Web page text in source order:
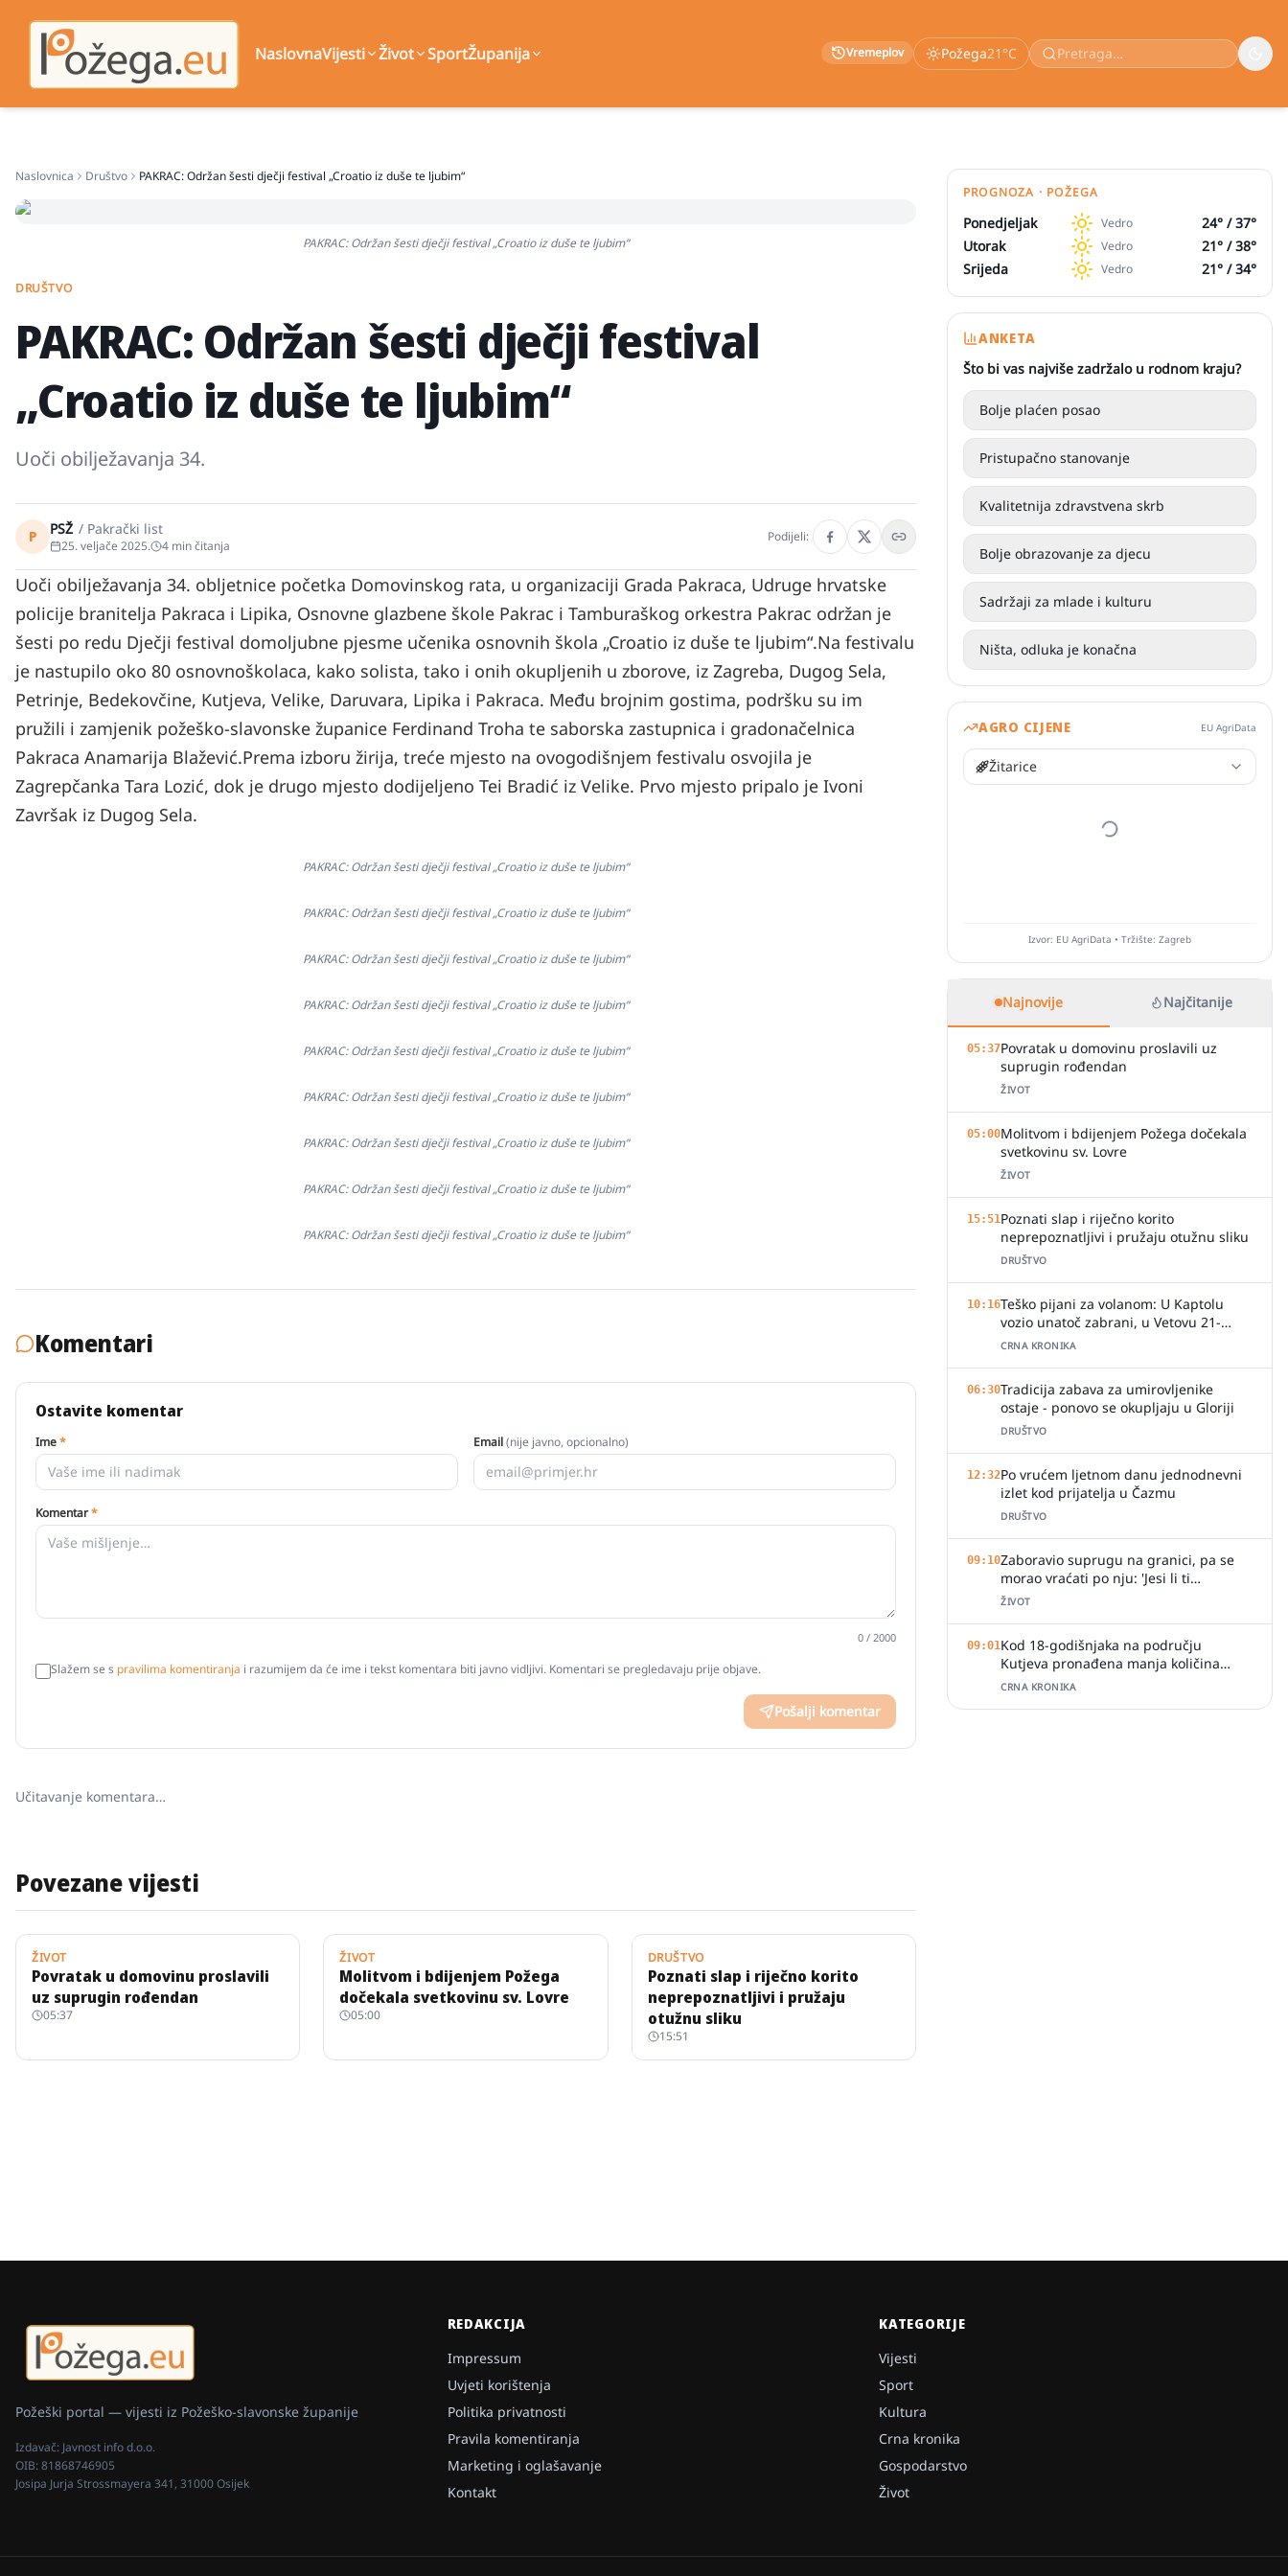
NaslovnaVijesti Život SportŽupanija Vremeplov Požega21 °C
Naslovnica Društvo PAKRAC: Održan šesti dječji festival „Croatio iz duše te ljubim“
PAKRAC: Održan šesti dječji festival „Croatio iz duše te ljubim“
DRUŠTVO
PAKRAC: Održan šesti dječji festival
„Croatio iz duše te ljubim“
Uoči obilježavanja 34.
P PSŽ / Pakrački list
25. veljače 2025. 4 min čitanja
Podijeli:
Uoči obilježavanja 34. obljetnice početka Domovinskog rata, u organizaciji Grada Pakraca, Udruge hrvatske
policije branitelja Pakraca i Lipika, Osnovne glazbene škole Pakrac i Tamburaškog orkestra Pakrac održan je
šesti po redu Dječji festival domoljubne pjesme učenika osnovnih škola „Croatio iz duše te ljubim“.Na festivalu
je nastupilo oko 80 osnovnoškolaca, kako solista, tako i onih okupljenih u zborove, iz Zagreba, Dugog Sela,
Petrinje, Bedekovčine, Kutjeva, Velike, Daruvara, Lipika i Pakraca. Među brojnim gostima, podršku su im
pružili i zamjenik požeško-slavonske županice Ferdinand Troha te saborska zastupnica i gradonačelnica
Pakraca Anamarija Blažević.Prema izboru žirija, treće mjesto na ovogodišnjem festivalu osvojila je
Zagrepčanka Tara Lozić, dok je drugo mjesto dodijeljeno Tei Bradić iz Velike. Prvo mjesto pripalo je Ivoni
Završak iz Dugog Sela.
PAKRAC: Održan šesti dječji festival „Croatio iz duše te ljubim“
PAKRAC: Održan šesti dječji festival „Croatio iz duše te ljubim“
PAKRAC: Održan šesti dječji festival „Croatio iz duše te ljubim“
PAKRAC: Održan šesti dječji festival „Croatio iz duše te ljubim“
PAKRAC: Održan šesti dječji festival „Croatio iz duše te ljubim“
PAKRAC: Održan šesti dječji festival „Croatio iz duše te ljubim“
PAKRAC: Održan šesti dječji festival „Croatio iz duše te ljubim“
PAKRAC: Održan šesti dječji festival „Croatio iz duše te ljubim“
PAKRAC: Održan šesti dječji festival „Croatio iz duše te ljubim“
Komentari
Ostavite komentar
Ime* Email(nije javno, opcionalno)
Komentar*
0 / 2000
Slažem se s pravilima komentiranja i razumijem da će ime i tekst komentara biti javno vidljivi. Komentari se pregledavaju prije objave.
Pošalji komentar
Učitavanje komentara…
Povezane vijesti
ŽIVOT
Povratak u domovinu proslavili
uz suprugin rođendan
05:37
ŽIVOT
Molitvom i bdijenjem Požega
dočekala svetkovinu sv. Lovre
05:00
DRUŠTVO
Poznati slap i riječno korito
neprepoznatljivi i pružaju
otužnu sliku
15:51
PROGNOZA · POŽEGA
Ponedjeljak Vedro 24° /37°
Utorak
Vedro 21° /38°
Srijeda
Vedro 21° /34°
ANKETA
Što bi vas najviše zadržalo u rodnom kraju?
Bolje plaćen posao
Pristupačno stanovanje
Kvalitetnija zdravstvena skrb
Bolje obrazovanje za djecu
Sadržaji za mlade i kulturu
Ništa, odluka je konačna
AGRO CIJENE EU AgriData
Žitarice
Izvor: EU AgriData • Tržište: Zagreb
Najnovije Najčitanije
05:37Povratak u domovinu proslavili uz
suprugin rođendan
ŽIVOT
05:00Molitvom i bdijenjem Požega dočekala
svetkovinu sv. Lovre
ŽIVOT
15:51Poznati slap i riječno korito
neprepoznatljivi i pružaju otužnu sliku
DRUŠTVO
10:16Teško pijani za volanom: U Kaptolu
vozio unatoč zabrani, u Vetovu 21-
godišnjak s 2,19 promila
CRNA KRONIKA
06:30Tradicija zabava za umirovljenike
ostaje - ponovo se okupljaju u Gloriji
DRUŠTVO
12:32Po vrućem ljetnom danu jednodnevni
izlet kod prijatelja u Čazmu
DRUŠTVO
09:10Zaboravio suprugu na granici, pa se
morao vraćati po nju: 'Jesi li ti
normalan?'
ŽIVOT
09:01Kod 18-godišnjaka na području
Kutjeva pronađena manja količina
marihuane
CRNA KRONIKA
Požeški portal — vijesti iz Požeško-slavonske županije
Izdavač: Javnost info d.o.o.
OIB:81868746905
Josipa Jurja Strossmayera 341, 31000 Osijek
REDAKCIJA
Impressum
Uvjeti korištenja
Politika privatnosti
Pravila komentiranja
Marketing i oglašavanje
Kontakt
KATEGORIJE
Vijesti
Sport
Kultura
Crna kronika
Gospodarstvo
Život